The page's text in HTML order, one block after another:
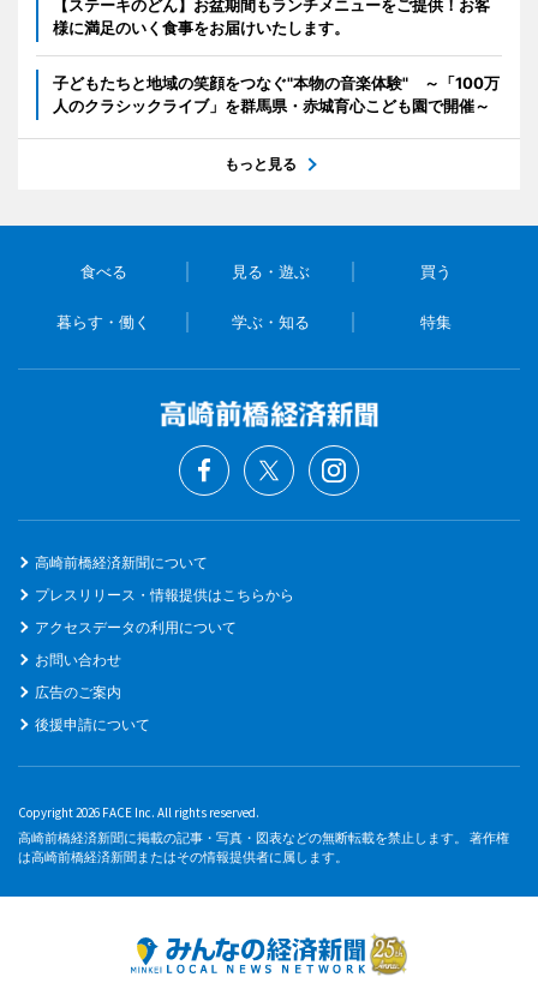
【ステーキのどん】お盆期間もランチメニューをご提供！お客
様に満足のいく食事をお届けいたします。
子どもたちと地域の笑顔をつなぐ"本物の音楽体験" ～「100万
人のクラシックライブ」を群馬県・赤城育心こども園で開催～
もっと見る
食べる 見る・遊ぶ 買う
暮らす・働く 学ぶ・知る 特集
高崎前橋経済新聞について
プレスリリース・情報提供はこちらから
アクセスデータの利用について
お問い合わせ
広告のご案内
後援申請について
Copyright 2026 FACE Inc. All rights reserved.
高崎前橋経済新聞に掲載の記事・写真・図表などの無断転載を禁止します。 著作権
は高崎前橋経済新聞またはその情報提供者に属します。